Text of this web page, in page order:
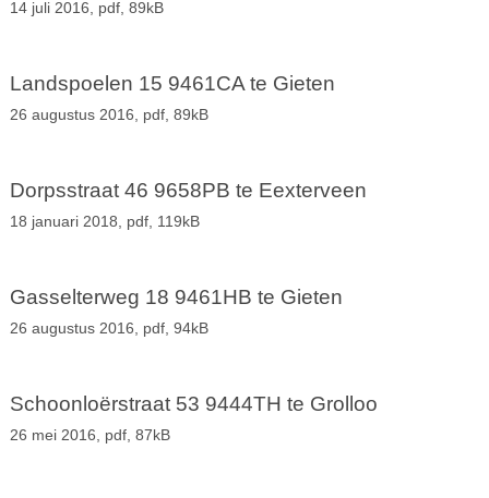
14 juli 2016, pdf, 89kB
Landspoelen 15 9461CA te Gieten
26 augustus 2016, pdf, 89kB
Dorpsstraat 46 9658PB te Eexterveen
18 januari 2018, pdf, 119kB
Gasselterweg 18 9461HB te Gieten
26 augustus 2016, pdf, 94kB
Schoonloërstraat 53 9444TH te Grolloo
26 mei 2016, pdf, 87kB